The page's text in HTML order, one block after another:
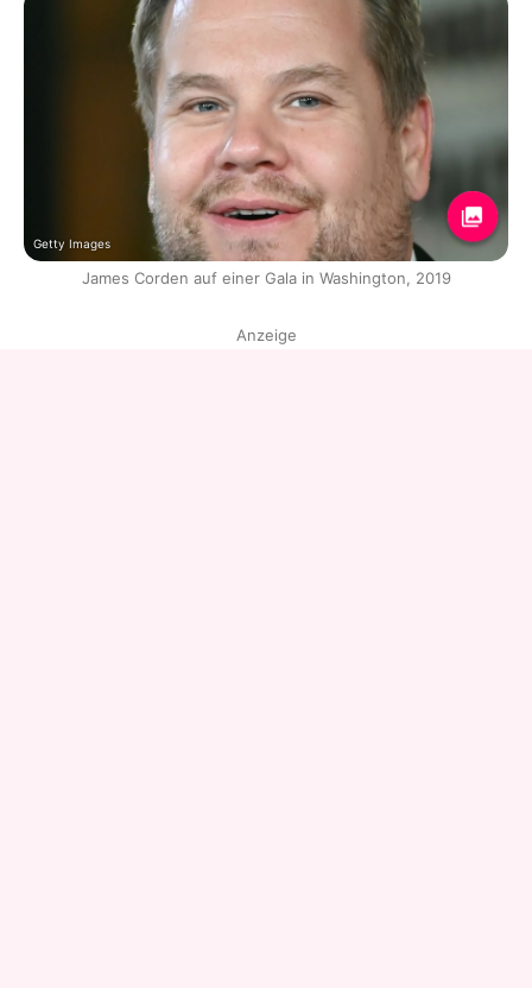
Getty Images
James Corden auf einer Gala in Washington, 2019
Anzeige